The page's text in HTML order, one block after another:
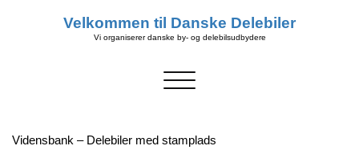
Velkommen til Danske Delebiler
Vi organiserer danske by- og delebilsudbydere
Skift
navigation
Vidensbank – Delebiler med stamplads